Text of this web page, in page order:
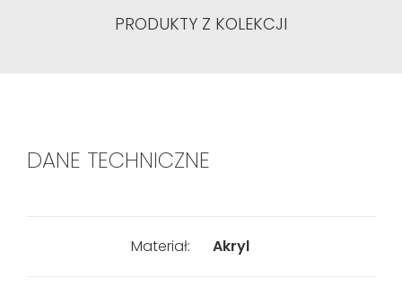
PRODUKTY Z KOLEKCJI
DANE TECHNICZNE
Materiał: Akryl